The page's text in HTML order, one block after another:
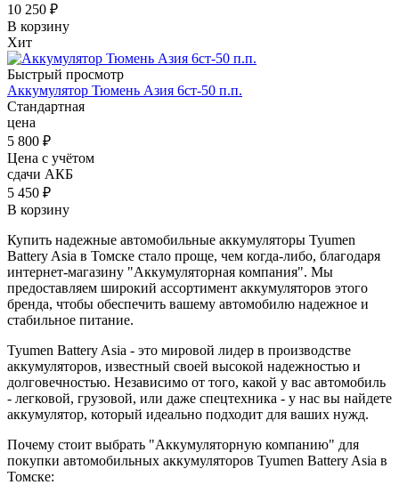
10 250 ₽
В корзину
Хит
Быстрый просмотр
Аккумулятор Тюмень Азия 6ст-50 п.п.
Стандартная
цена
5 800 ₽
Цена с учётом
сдачи АКБ
5 450 ₽
В корзину
Купить надежные автомобильные аккумуляторы Tyumen
Battery Asia в Томске стало проще, чем когда-либо, благодаря
интернет-магазину "Аккумуляторная компания". Мы
предоставляем широкий ассортимент аккумуляторов этого
бренда, чтобы обеспечить вашему автомобилю надежное и
стабильное питание.
Tyumen Battery Asia - это мировой лидер в производстве
аккумуляторов, известный своей высокой надежностью и
долговечностью. Независимо от того, какой у вас автомобиль
- легковой, грузовой, или даже спецтехника - у нас вы найдете
аккумулятор, который идеально подходит для ваших нужд.
Почему стоит выбрать "Аккумуляторную компанию" для
покупки автомобильных аккумуляторов Tyumen Battery Asia в
Томске: